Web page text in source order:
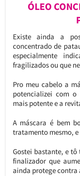
ÓLEO
Existe ainda a
concentrado de
especialmente
fragilizados ou que
Pro meu cabelo a
potencializei com
mais potente e a
A máscara é bem
tratamento mesmo,
Gostei bastante, e
finalizador que
ainda protege contra